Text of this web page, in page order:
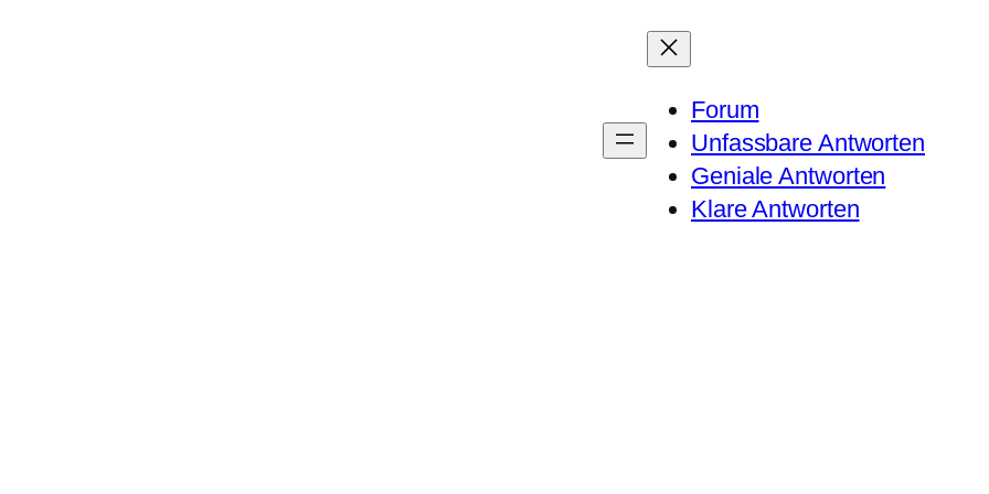
Forum
Unfassbare Antworten
Geniale Antworten
Klare Antworten